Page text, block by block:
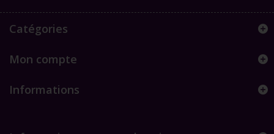
Catégories
Mon compte
Informations